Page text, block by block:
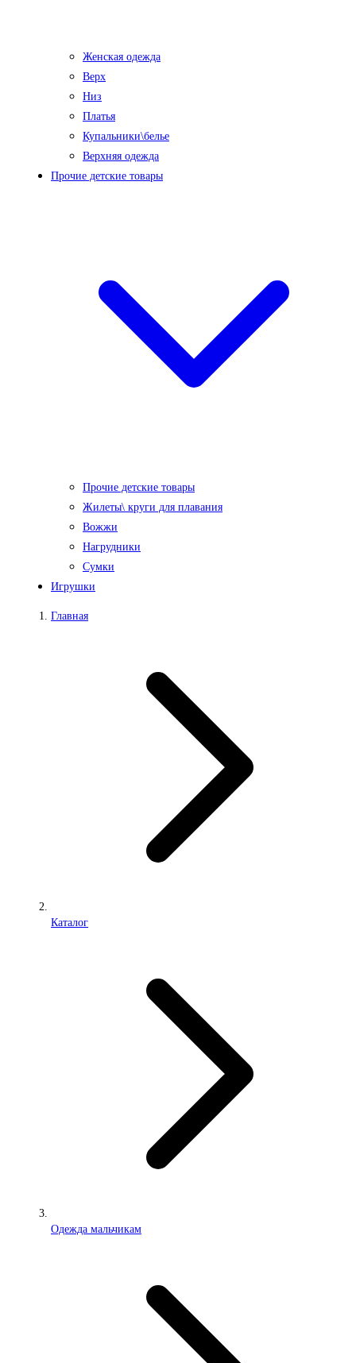
Женская одежда
Верх
Низ
Платья
Купальники\белье
Верхняя одежда
Прочие детские товары
Прочие детские товары
Жилеты\ круги для плавания
Вожжи
Нагрудники
Сумки
Игрушки
Главная
Каталог
Одежда мальчикам